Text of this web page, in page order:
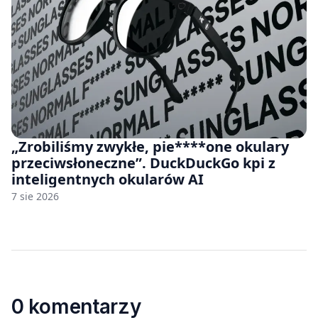
„Zrobiliśmy zwykłe, pie****one okulary
przeciwsłoneczne”. DuckDuckGo kpi z
inteligentnych okularów AI
7 sie 2026
0 komentarzy